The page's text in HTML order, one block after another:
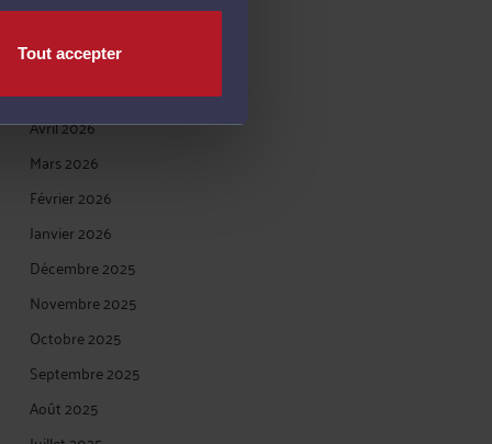
Tout accepter
Juin 2026
Mai 2026
Avril 2026
Mars 2026
Février 2026
Janvier 2026
Décembre 2025
Novembre 2025
Octobre 2025
Septembre 2025
Août 2025